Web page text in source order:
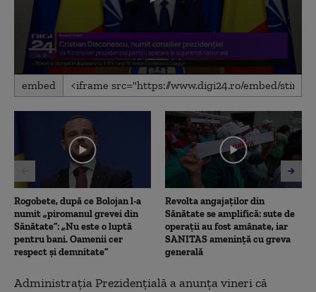
0
seconds
1
embed
Rogobete, după ce Bolojan l-a
numit „piromanul grevei din
Sănătate”: „Nu este o luptă
pentru bani. Oamenii cer
respect și demnitate”
Revolta angajaților din
Sănătate se amplifică: sute de
operații au fost amânate, iar
SANITAS amenință cu greva
generală
Administrația Prezidențială a anunța vineri că